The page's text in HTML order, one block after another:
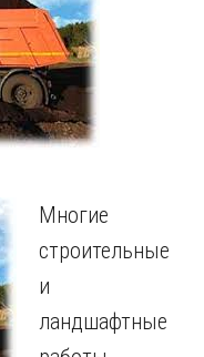
Многие
строительные
и
ландшафтные